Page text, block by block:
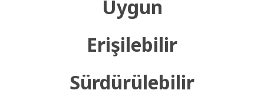
Uygun
Erişilebilir
Sürdürülebilir